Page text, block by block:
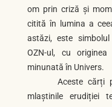
om prin criză și
citită în lumina a
astăzi, este
OZN-ul, cu
minunată în Univers.
Aceste cărți
mlaștinile erudiției